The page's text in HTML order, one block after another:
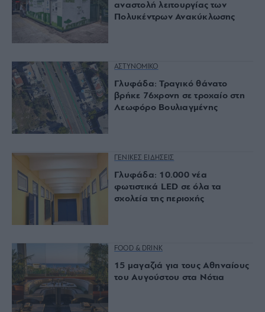
αναστολή λειτουργίας των
Πολυκέντρων Ανακύκλωσης
ΑΣΤΥΝΟΜΙΚΟ
Γλυφάδα: Τραγικό θάνατο
βρήκε 76χρονη σε τροχαίο στη
Λεωφόρο Βουλιαγμένης
ΓΕΝΙΚΕΣ ΕΙΔΗΣΕΙΣ
Γλυφάδα: 10.000 νέα
φωτιστικά LED σε όλα τα
σχολεία της περιοχής
FOOD & DRINK
15 μαγαζιά για τους Αθηναίους
του Αυγούστου στα Νότια